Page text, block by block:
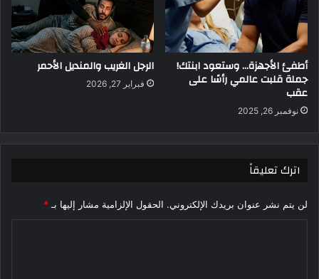
أطفئ الأجهزة… وستعود ابنتك!
جملة قلبت عالمي رأسًا على
عقب
نوفمبر 26, 2025
الرجل الغريب والمنديل الأحمر
فبراير 27, 2026
اترك تعليقاً
لن يتم نشر عنوان بريدك الإلكتروني. الحقول الإلزامية مشار إليها بـ *